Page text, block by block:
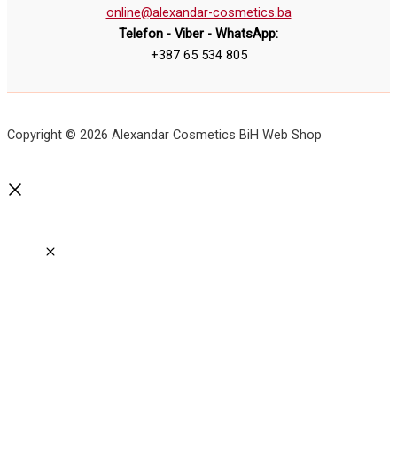
online@alexandar-cosmetics.ba
Telefon - Viber - WhatsApp:
+387 65 534 805
Copyright © 2026 Alexandar Cosmetics BiH Web Shop